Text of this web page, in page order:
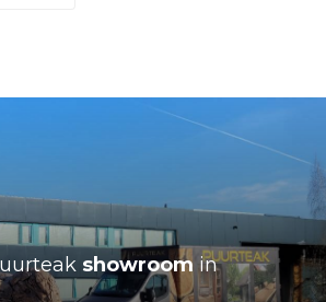
showroom in